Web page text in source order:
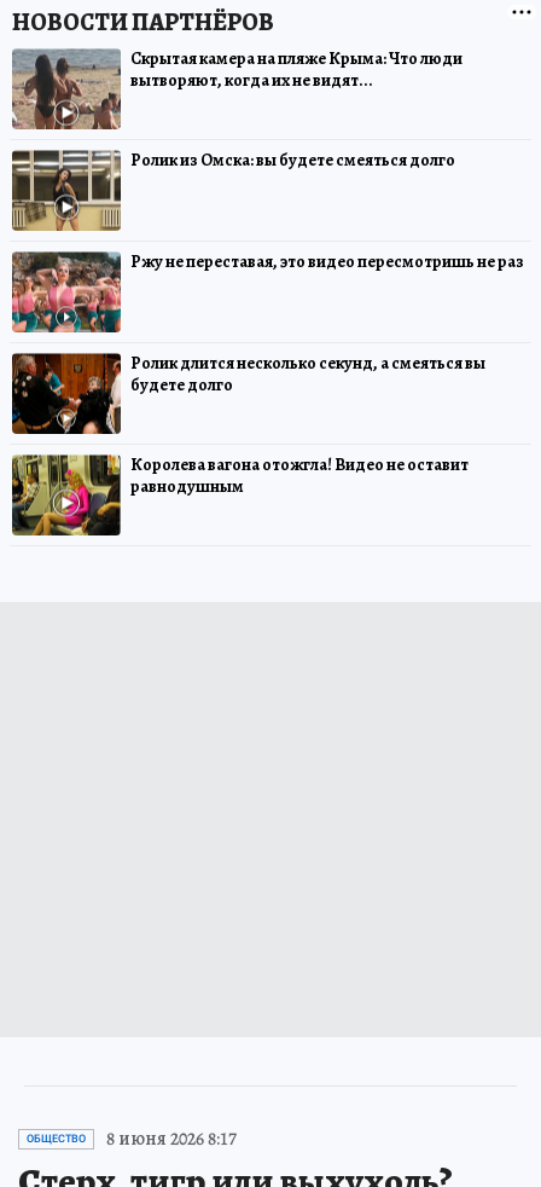
Скрытая камера на пляже Крыма: Что люди
вытворяют, когда их не видят...
Ролик из Омска: вы будете смеяться долго
Ржу не переставая, это видео пересмотришь не раз
Ролик длится несколько секунд, а смеяться вы
будете долго
Королева вагона отожгла! Видео не оставит
равнодушным
ОБЩЕСТВО 8 июня 2026 8:17